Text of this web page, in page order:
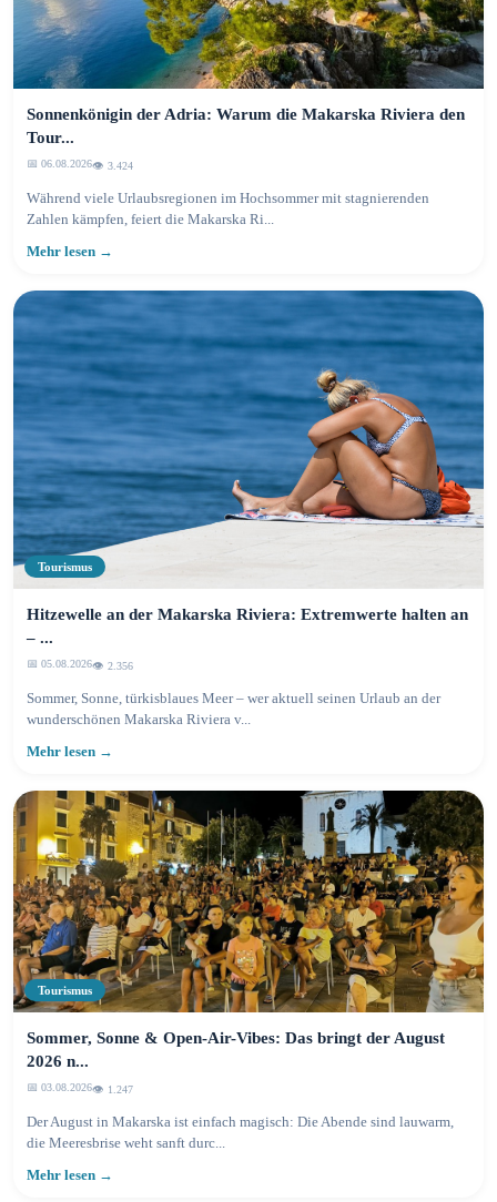
Sonnenkönigin der Adria: Warum die Makarska Riviera den
Tour...
📅 06.08.2026👁️ 3.424
Während viele Urlaubsregionen im Hochsommer mit stagnierenden
Zahlen kämpfen, feiert die Makarska Ri...
Mehr lesen →
Tourismus
Hitzewelle an der Makarska Riviera: Extremwerte halten an
– ...
📅 05.08.2026👁️ 2.360
Sommer, Sonne, türkisblaues Meer – wer aktuell seinen Urlaub an der
wunderschönen Makarska Riviera v...
Mehr lesen →
Tourismus
Sommer, Sonne & Open-Air-Vibes: Das bringt der August
2026 n...
📅 03.08.2026👁️ 1.247
Der August in Makarska ist einfach magisch: Die Abende sind lauwarm,
die Meeresbrise weht sanft durc...
Mehr lesen →